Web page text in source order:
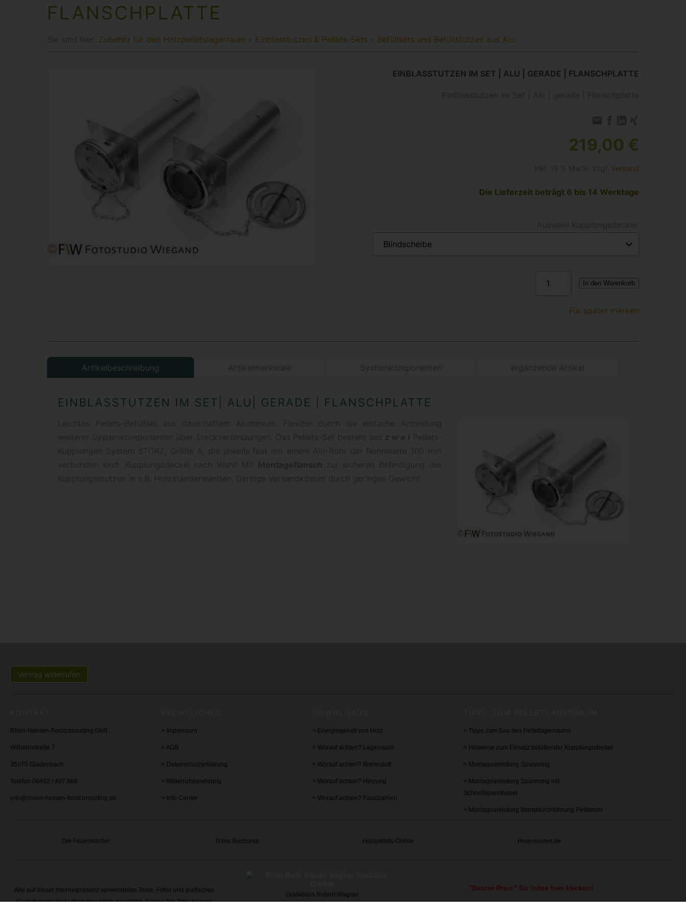
FLANSCHPLATTE
Zubehör für den Holzpelletslagerraum Einblasstutzen & Pellets-Sets Befüllsets und Befüllstutzen aus Alu
EINBLASSTUTZEN IM SET | ALU | GERADE | FLANSCHPLATTE
219,00 €
Versand
Die Lieferzeit beträgt 6 bis 14 Werktage
In den Warenkorb
Für später merken
Artikelbeschreibung Artikelmerkmale Systemkomponenten ergänzende Artikel
EINBLASSTUTZEN IM SET| ALU| GERADE | FLANSCHPLATTE
Vertrag widerrufen
Rhön-Hessen-Forstconsulting GbR
Wilhelmstraße 7
35075 Gladenbach
Telefon 06462 / 407 888
info@rhoen-hessen-forstconsulting.de
> Impressum
> AGB
> Datenschutzerklärung
> Widerrufsbelehrung
> Info-Center
> Energiegehalt von Holz
> Worauf achten? Lagerraum
> Worauf achten? Brennstoff
> Worauf achten? Heizung
> Worauf achten? Faustzahlen
> Tipps zum Bau des Pelletlagerraums
> Hinweise zum Einsatz belüftender Kupplungsdeckel
> Montageanleitung Spannring
> Montageanleitung Spannring mit
Schnellspannhebel
> Montageanleitung Wanddurchführung Pelletrohr
Die Feuermacher Trans Buchonia Holzpellets-Online rhoentouren.de
Alle auf dieser Internetpräsenz verwendeten Texte, Fotos und grafischen
Gestaltungen sind urheberrechtlich geschützt. Sollten Sie Teile hiervon
Grafikbüro Robert Wagner
"Bester Preis" für Infos hier klicken!